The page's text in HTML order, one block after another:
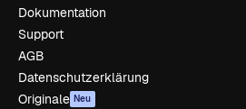
Dokumentation
Support
AGB
Datenschutzerklärung
Originale Neu